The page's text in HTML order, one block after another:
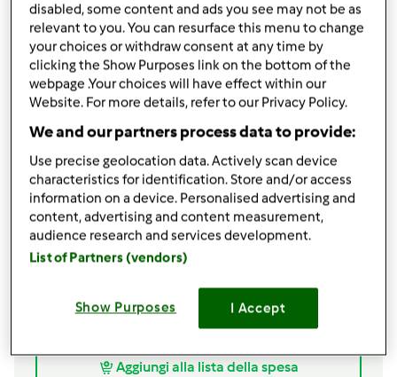
Aggiungi alle mie raccolte
condividi la ricetta
Ingredienti
Gnocchi veloci di semola rimacinata
350 g.acqua
olio extravergine di oliva
300 g.semola rimacinata di grano duro
Aggiungi alla lista della spesa
disabled, some content and ads you see may not be as
relevant to you. You can resurface this menu to change
your choices or withdraw consent at any time by
clicking the Show Purposes link on the bottom of the
webpage .Your choices will have effect within our
Website. For more details, refer to our Privacy Policy.
We and our partners process data to provide:
Use precise geolocation data. Actively scan device
characteristics for identification. Store and/or access
information on a device. Personalised advertising and
content, advertising and content measurement,
audience research and services development.
List of Partners (vendors)
Show Purposes I Accept